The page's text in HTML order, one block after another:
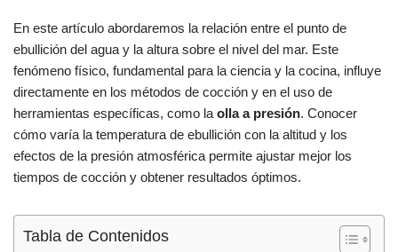
c
e
b
o
o
k
at
s
A
p
p
m
p
ar
tir
En este artículo abordaremos la relación entre el punto de
ebullición del agua y la altura sobre el nivel del mar. Este
fenómeno físico, fundamental para la ciencia y la cocina, influye
directamente en los métodos de cocción y en el uso de
herramientas específicas, como la olla a presión. Conocer
cómo varía la temperatura de ebullición con la altitud y los
efectos de la presión atmosférica permite ajustar mejor los
tiempos de cocción y obtener resultados óptimos.
Tabla de Contenidos